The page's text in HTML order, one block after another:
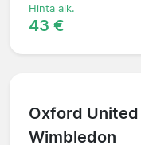
Hinta alk.
43 €
Oxford United
Wimbledon